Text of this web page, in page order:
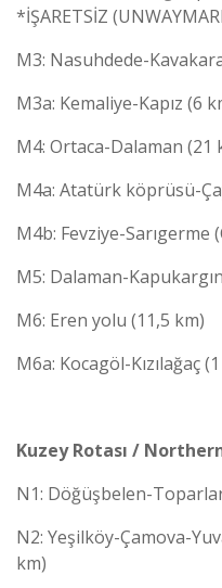
*İŞARETSİZ
M3: Nasuhdede-
M3a: Kemaliye-Kapız (6
M4: Ortaca-Dalaman (21
M4a: Atatürk köprüsü-
M4b: Fevziye-Sarıgerme
M5: Dalaman-
M6: Eren yolu (11,5 km)
M6a: Kocagöl-Kızılağaç
Kuzey Rotası /
N1: Döğüşbelen-
N2: Yeşilköy-Çamova-
km)